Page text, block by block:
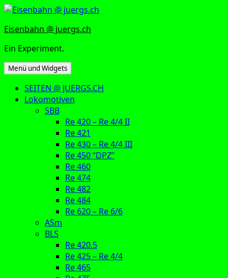
Zum
springen
Eisenbahn @ juergs.ch
Ein Experiment.
Menü und Widgets
SEITEN @ JUERGS.CH
Lokomotiven
SBB
Re 420 – Re 4/4 II
Re 421
Re 430 – Re 4/4 III
Re 450 “DPZ”
Re 460
Re 474
Re 482
Re 484
Re 620 – Re 6/6
ASm
BLS
Re 420.5
Re 425 – Re 4/4
Re 465